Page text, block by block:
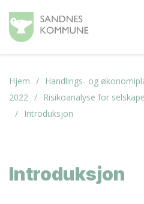
Hjem Handlings- og
2022
Risikoanalyse for
Introduksjon
Introduksjon